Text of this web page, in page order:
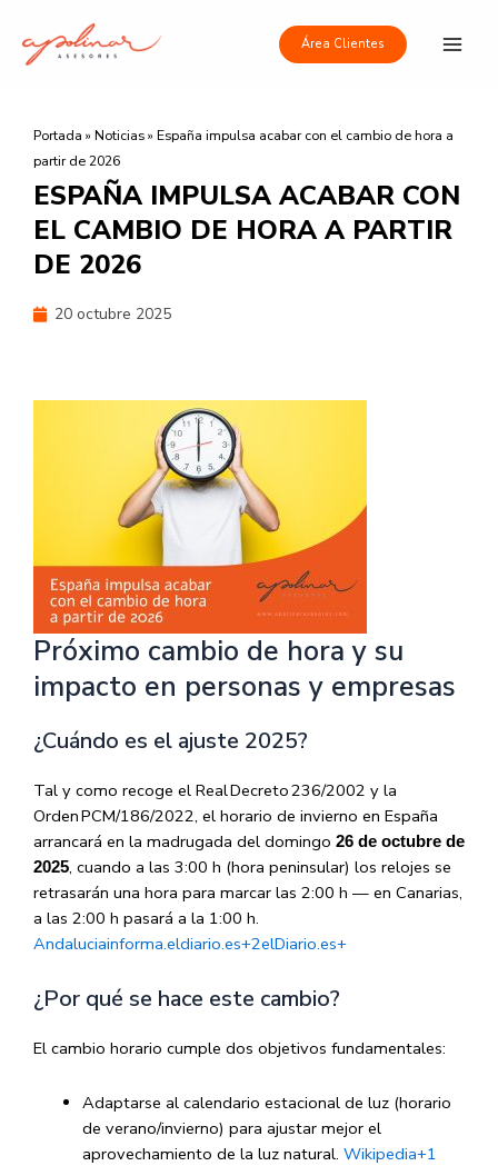
contenido
Área Clientes
Portada » Noticias» España impulsa acabar con el cambio de hora a
partir de 2026
ESPAÑA IMPULSA ACABAR CON
EL CAMBIO DE HORA A PARTIR
DE 2026
20 octubre 2025
Próximo cambio de hora y su
impacto en personas y empresas
¿Cuándo es el ajuste 2025?
Tal y como recoge el Real Decreto 236/2002 y la
Orden PCM/186/2022, el horario de invierno en España
arrancará en la madrugada del domingo 26 de octubre de
2025, cuando a las 3:00 h (hora peninsular) los relojes se
retrasarán una hora para marcar las 2:00 h — en Canarias,
a las 2:00 h pasará a la 1:00 h.
Andaluciainforma.eldiario.es+2elDiario.es+
¿Por qué se hace este cambio?
El cambio horario cumple dos objetivos fundamentales:
Adaptarse al calendario estacional de luz (horario
de verano/invierno) para ajustar mejor el
aprovechamiento de la luz natural. Wikipedia+1